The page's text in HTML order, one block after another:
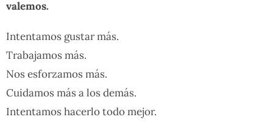
valemos.
Intentamos gustar más.
Trabajamos más.
Nos esforzamos más.
Cuidamos más a los demás.
Intentamos hacerlo todo mejor.